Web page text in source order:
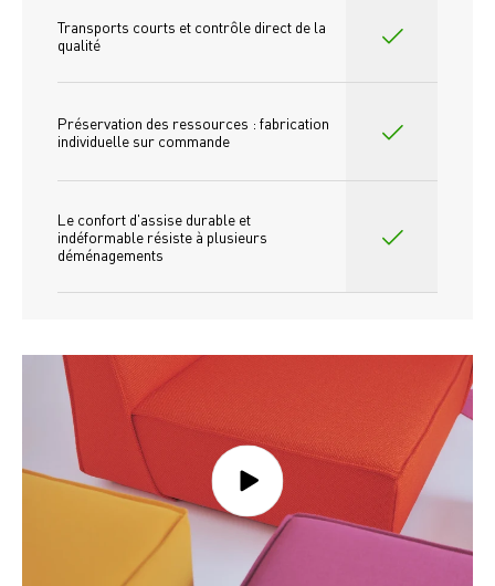
Transports courts et contrôle direct de la
qualité
Préservation des ressources : fabrication
individuelle sur commande
Le confort d'assise durable et
indéformable résiste à plusieurs
déménagements